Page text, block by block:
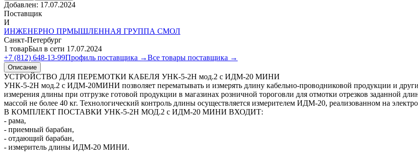
Добавлен: 17.07.2024
Поставщик
И
ИНЖЕНЕРНО ПРМЫШЛЕННАЯ ГРУППА СМОЛ
Санкт-Петербург
1 товарБыл в сети 17.07.2024
+7 (812) 648-13-99Профиль поставщика →Все товары поставщика →
Описание
УСТРОЙСТВО ДЛЯ ПЕРЕМОТКИ КАБЕЛЯ УНК-5-2Н мод.2 с ИДМ-20 МИНИ
УНК-5-2Н мод.2 с ИДМ-20МИНИ позволяет перематывать и измерять длину кабельно-проводниковой продукции и
измерения длины при отгрузке готовой продукции в магазинах розничной тороговли для отмотки отрезков заданной
массой не более 40 кг. Технологический контроль длины осуществляется измерителем ИДМ-20, реализованном на
В КОМПЛЕКТ ПОСТАВКИ УНК-5-2Н МОД.2 с ИДМ-20 МИНИ ВХОДИТ:
- рама,
- приемный барабан,
- отдающий барабан,
- измеритель длины ИДМ-20 МИНИ.